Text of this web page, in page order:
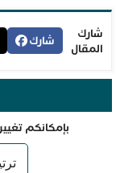
شارك
المقال
شارك
بإمكانكم